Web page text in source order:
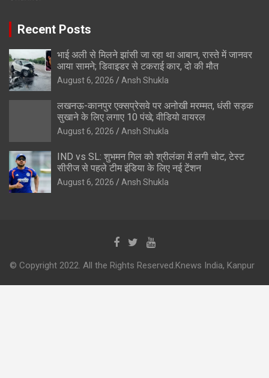
Recent Posts
भाई अली से मिलने झांसी जा रहा था आबान, रास्ते में जानवर
आया सामने; डिवाइडर से टकराई कार, दो की मौत
August 6, 2026 Ansh Shukla
लखनऊ-कानपुर एक्सप्रेसवे पर अनोखी मरम्मत, धंसी सड़क
सुखाने के लिए लगाए 10 पंखे; वीडियो वायरल
August 6, 2026 Ansh Shukla
IND vs SL: शुभमन गिल को श्रीलंका में लगी चोट, टेस्ट
सीरीज से पहले टीम इंडिया के लिए नई टेंशन
August 6, 2026 Ansh Shukla
© Copyright 2022. All the Rights Reserved.Knews India, Kanpur